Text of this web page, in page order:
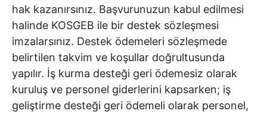
hak kazanırsınız. Başvurunuzun kabul edilmesi
halinde KOSGEB ile bir destek sözleşmesi
imzalarsınız. Destek ödemeleri sözleşmede
belirtilen takvim ve koşullar doğrultusunda
yapılır. İş kurma desteği geri ödemesiz olarak
kuruluş ve personel giderlerini kapsarken; iş
geliştirme desteği geri ödemeli olarak personel,